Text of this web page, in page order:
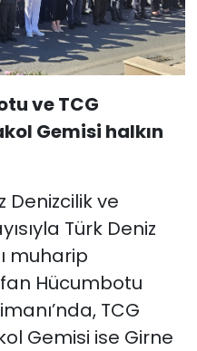
ve TCG
Gemisi halkın
Denizcilik ve
Türk Deniz
muharip
Hücumbotu
TCG
Gemisi ise Girne